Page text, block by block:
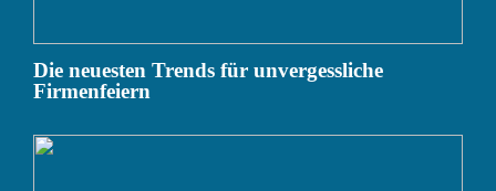
Die neuesten Trends für unvergessliche
Firmenfeiern